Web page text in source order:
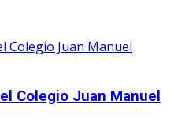
Colegio Juan Manuel